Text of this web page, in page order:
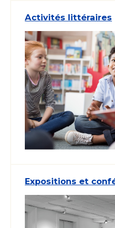
Activités littéraires
Expositions et